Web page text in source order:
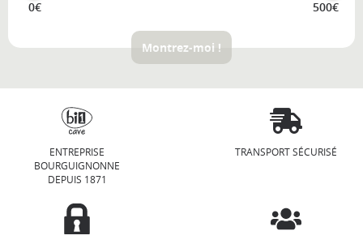
0€ 500€
Montrez-moi !
ENTREPRISE
BOURGUIGNONNE
DEPUIS 1871
TRANSPORT SÉCURISÉ